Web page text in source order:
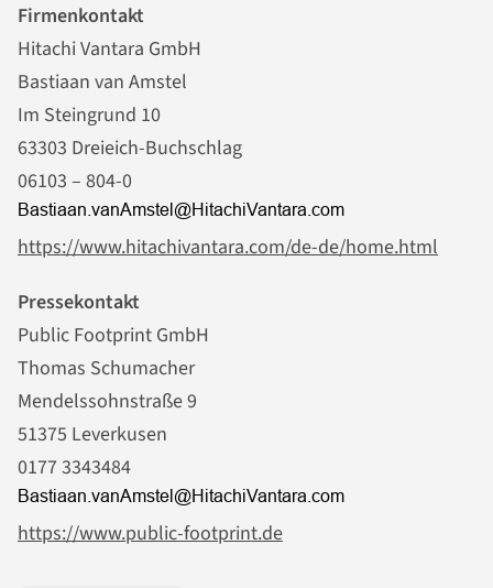
Firmenkontakt
Hitachi Vantara GmbH
Bastiaan van Amstel
Im Steingrund 10
63303 Dreieich-Buchschlag
06103 – 804-0
https://www.hitachivantara.com/de-de/home.html
Pressekontakt
Public Footprint GmbH
Thomas Schumacher
Mendelssohnstraße 9
51375 Leverkusen
0177 3343484
https://www.public-footprint.de